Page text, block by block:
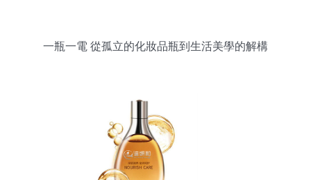
一瓶一電 從孤立的化妝品瓶到生活美學的解構